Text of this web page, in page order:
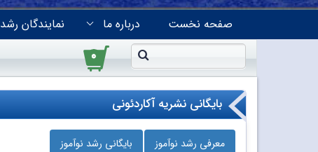
صفحه نخست درباره ما نمایندگان رشد
۰
بایگانی نشریه آکاردئونی
معرفی رشد نوآموز بایگانی رشد نوآموز